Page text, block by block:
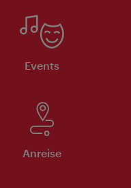
Events
Anreise